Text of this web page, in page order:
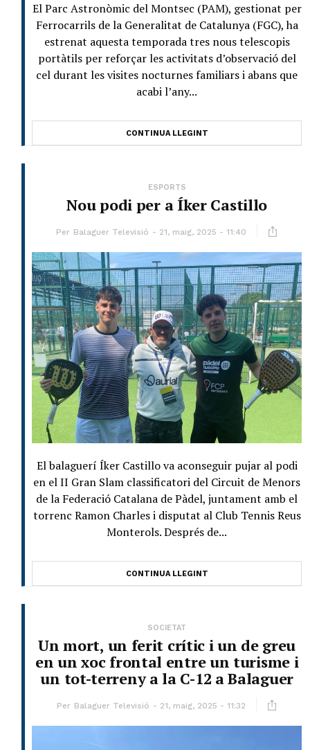
El Parc Astronòmic del Montsec (PAM), gestionat per
Ferrocarrils de la Generalitat de Catalunya (FGC), ha
estrenat aquesta temporada tres nous telescopis
portàtils per reforçar les activitats d’observació del
cel durant les visites nocturnes familiars i abans que
acabi l’any...
CONTINUA LLEGINT
ESPORTS
Nou podi per a Íker Castillo
Per Balaguer Televisió 21, maig, 2025 - 11:40
El balaguerí Íker Castillo va aconseguir pujar al podi
en el II Gran Slam classificatori del Circuit de Menors
de la Federació Catalana de Pàdel, juntament amb el
torrenc Ramon Charles i disputat al Club Tennis Reus
Monterols. Després de...
CONTINUA LLEGINT
SOCIETAT
Un mort, un ferit crític i un de greu
en un xoc frontal entre un turisme i
un tot-terreny a la C-12 a Balaguer
Per Balaguer Televisió 21, maig, 2025 - 11:32